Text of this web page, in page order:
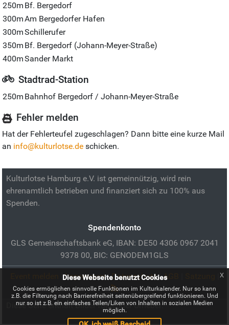
250m Bf. Bergedorf
300mAm Bergedorfer Hafen
300mSchillerufer
350m Bf. Bergedorf (Johann-Meyer-Straße)
400mSander Markt
Stadtrad-Station
250m Bahnhof Bergedorf / Johann-Meyer-Straße
Fehler melden
Hat der Fehlerteufel zugeschlagen? Dann bitte eine kurze Mail
an info@kulturlotse.de schicken.
Kulturlotse Hamburg e.V. ist gemeinnützig, wird rein
ehrenamtlich betrieben und finanziert sich zu 100% aus
Spenden.
Spendenkonto
GLS Gemeinschaftsbank eG, IBAN: DE50 4306 0967 2041
9378 00, BIC: GENODEM1GLS
|Impressum|Datenschutz|AGB
Diese Seite enthält Bilder folgender Urheber:
Diese Webseite benutzt Cookies
Cookies ermöglichen sinnvolle Funktionen im Kulturkalender. Nur so kann
z.B. die Filterung nach Barrierefreiheit seitenübergreifend funktionieren. Und
nur so ist z.B. ein einfaches Teilen/Liken von Inhalten in sozialen Medien
möglich.
x